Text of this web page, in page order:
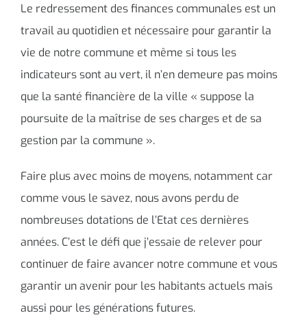
Le redressement des finances communales est un
travail au quotidien et nécessaire pour garantir la
vie de notre commune et même si tous les
indicateurs sont au vert, il n’en demeure pas moins
que la santé financière de la ville « suppose la
poursuite de la maîtrise de ses charges et de sa
gestion par la commune ».
Faire plus avec moins de moyens, notamment car
comme vous le savez, nous avons perdu de
nombreuses dotations de l’Etat ces dernières
années. C’est le défi que j’essaie de relever pour
continuer de faire avancer notre commune et vous
garantir un avenir pour les habitants actuels mais
aussi pour les générations futures.